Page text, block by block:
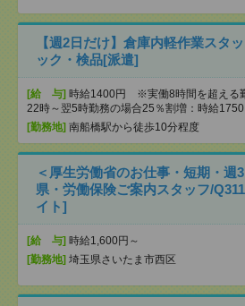
【週2日だけ】倉庫内軽作業スタ
ック・検品[派遣]
[給 与] 時給1400円 ※実働8時間を超える
22時～翌5時勤務の場合25％割増：時給1750
[勤務地] 南船橋駅から徒歩10分程度
＜厚生労働省のお仕事・短期・週
県・労働保険ご案内スタッフ/
イト]
[給 与] 時給1,600円～
[勤務地] 埼玉県さいたま市西区